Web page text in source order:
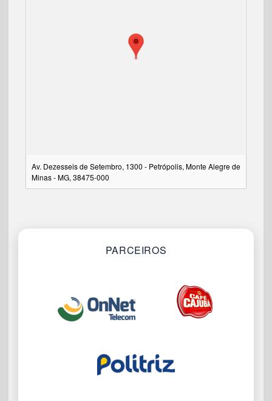
Av. Dezesseis de Setembro, 1300 - Petrópolis, Monte Alegre de
Minas - MG, 38475-000
PARCEIROS